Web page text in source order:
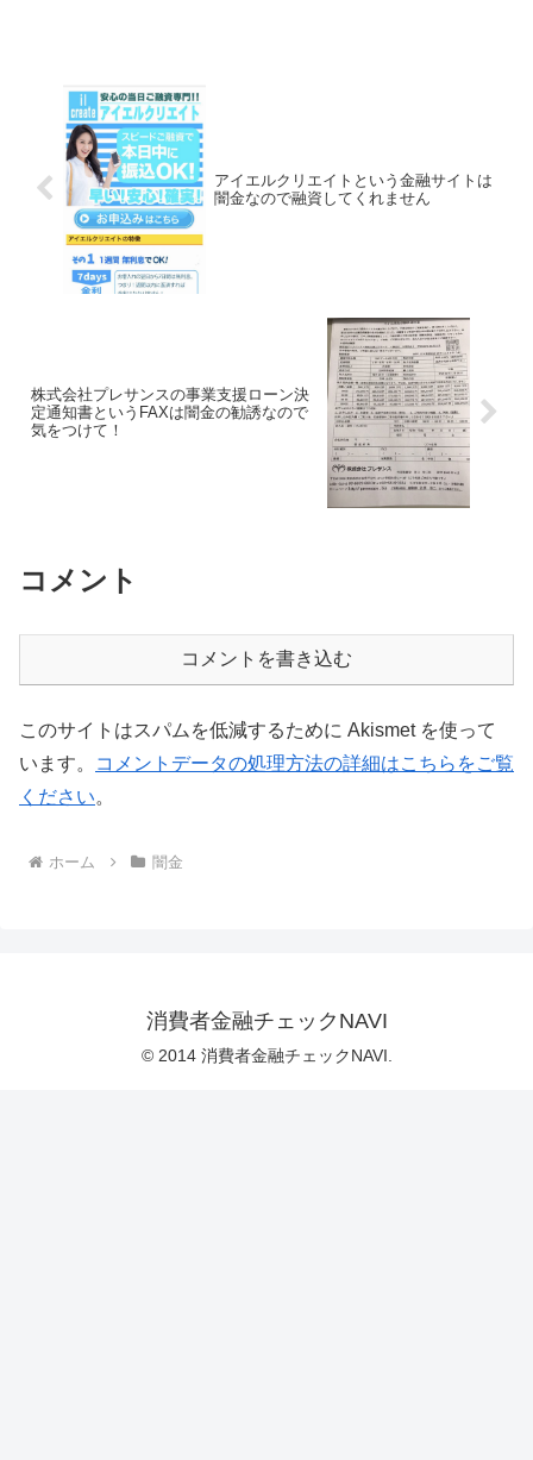
アイエルクリエイトという金融サイトは
闇金なので融資してくれません
株式会社プレサンスの事業支援ローン決
定通知書というFAXは闇金の勧誘なので
気をつけて！
コメント
コメントを書き込む
このサイトはスパムを低減するために Akismet を使って
います。
コメントデータの処理方法の詳細はこちらをご覧
ください。
ホーム 闇金
消費者金融チェックNAVI
© 2014 消費者金融チェックNAVI.